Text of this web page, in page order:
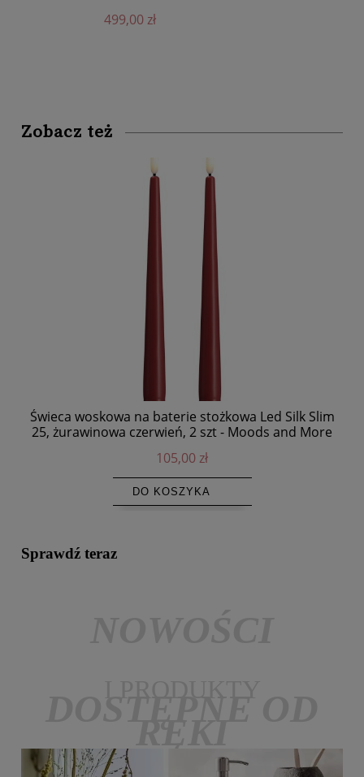
Zobacz też
Świeca woskowa na baterie stożkowa Led Silk Slim
25, żurawinowa czerwień, 2 szt - Moods and More
105,00 zł
DO KOSZYKA
Sprawdź teraz